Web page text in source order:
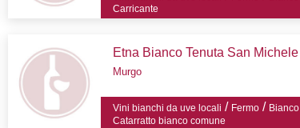
Carricante
Etna Bianco Tenuta San Michele
Murgo
Vini bianchi da uve locali / Fermo / Bianco
Catarratto bianco comune